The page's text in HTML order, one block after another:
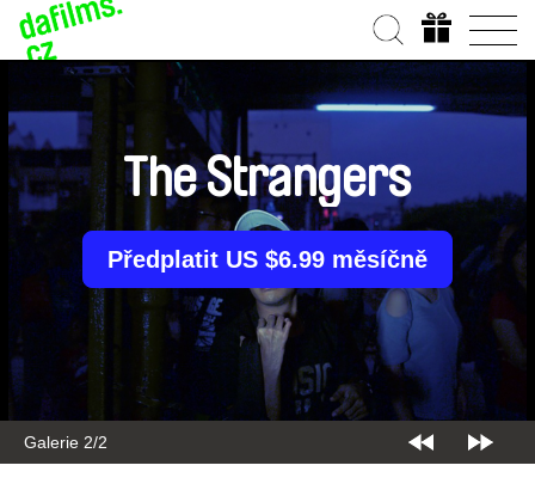
Galerie 2/2
The Strangers
Předplatit US $6.99 měsíčně